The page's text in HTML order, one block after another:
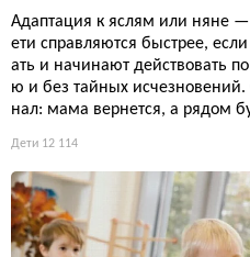
Адаптация к яслям или няне
ети справляются быстрее,
ать и начинают действовать
ю и без тайных исчезновений.
нал: мама вернется, а рядом
Дети 12 114